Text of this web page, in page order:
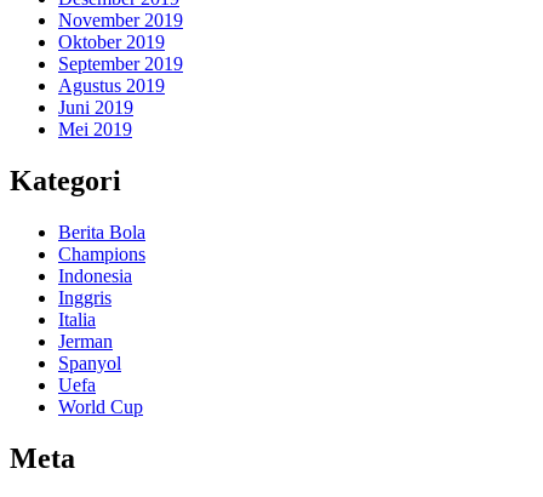
November 2019
Oktober 2019
September 2019
Agustus 2019
Juni 2019
Mei 2019
Kategori
Berita Bola
Champions
Indonesia
Inggris
Italia
Jerman
Spanyol
Uefa
World Cup
Meta